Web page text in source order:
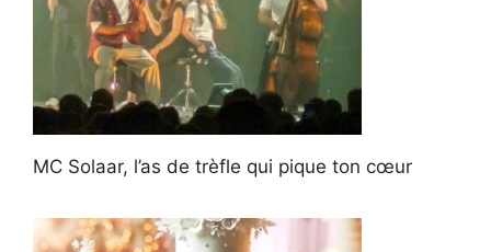
MC Solaar, l’as de trèfle qui pique ton cœur